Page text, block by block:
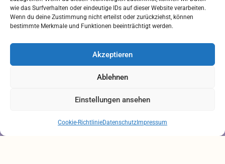
wie das Surfverhalten oder eindeutige IDs auf dieser Website verarbeiten.
Wenn du deine Zustimmung nicht erteilst oder zurückziehst, können
bestimmte Merkmale und Funktionen beeinträchtigt werden.
Akzeptieren
Ablehnen
Einstellungen ansehen
Cookie-RichtlinieDatenschutz Impressum
Rechtliches
AGB
VERSANDARTEN
Brauchen Sie Hilfe?